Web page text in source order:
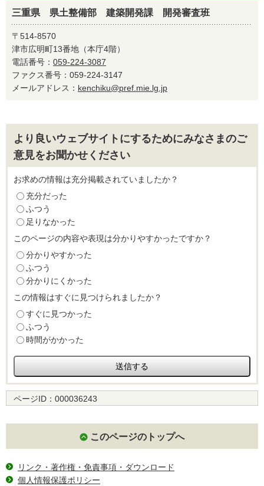
三重県 県土整備部 建築開発課 開発審査班
〒514-8570
津市広明町13番地（本庁4階）
電話番号： 059-224-3087
ファクス番号：059-224-3147
メールアドレス： kenchiku@pref.mie.lg.jp
より良いウェブサイトにするためにみなさまのご
意見をお聞かせください
お求めの情報は充分掲載されていましたか？
充分だった
ふつう
足りなかった
このページの内容や表現は分かりやすかったですか？
分かりやすかった
ふつう
分かりにくかった
この情報はすぐに見つけられましたか？
すぐに見つかった
ふつう
時間がかかった
ページID： 000036243
このページのトップへ
リンク・著作権・免責事項・ダウンロード
個人情報保護ポリシー